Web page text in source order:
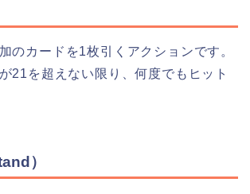
のカードを1枚引くアクションです。
21を超えない限り、何度でもヒット
）